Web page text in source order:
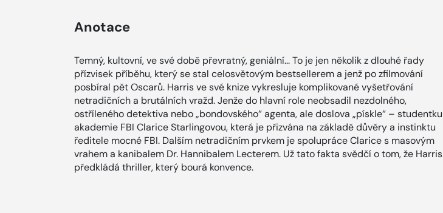
Anotace
Temný, kultovní, ve své době převratný, geniální... To je jen několik z dlouhé řady
přízvisek příběhu, který se stal celosvětovým bestsellerem a jenž po zfilmování
posbíral pět Oscarů. Harris ve své knize vykresluje komplikované vyšetřování
netradičních a brutálních vražd. Jenže do hlavní role neobsadil nezdolného,
ostříleného detektiva nebo „bondovského“ agenta, ale doslova „pískle“ – studentku
akademie FBI Clarice Starlingovou, která je přizvána na základě důvěry a instinktu
ředitele mocné FBI. Dalším netradičním prvkem je spolupráce Clarice s masovým
vrahem a kanibalem Dr. Hannibalem Lecterem. Už tato fakta svědčí o tom, že Harris
předkládá thriller, který bourá konvence.